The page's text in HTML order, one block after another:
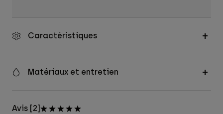
Caractéristiques
Matériaux et entretien
Avis [2]